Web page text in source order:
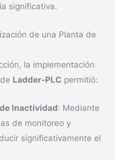
significativa.
de una Planta de
la implementación
Ladder-PLC permitió:
Inactividad: Mediante
de monitoreo y
significativamente el